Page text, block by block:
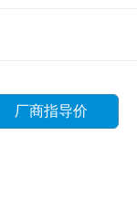
厂商指导价